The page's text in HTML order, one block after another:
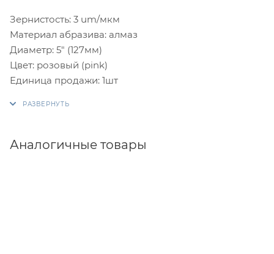
Зернистость: 3 um/мкм
Материал абразива: алмаз
Диаметр: 5" (127мм)
Цвет: розовый (pink)
Единица продажи: 1шт
Аналогичные товары